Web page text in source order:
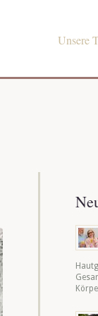
Unsere